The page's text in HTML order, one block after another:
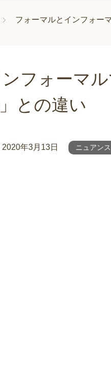
フォーマルとインフォー
フォーマ
との違い
2020年3月13日 ニュアンス